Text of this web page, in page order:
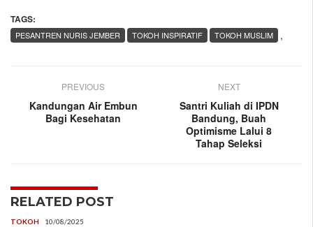
TAGS:
,
PESANTREN NURIS JEMBER TOKOH INSPIRATIF TOKOH MUSLIM
PREVIOUS
Kandungan Air Embun
Bagi Kesehatan
NEXT
Santri Kuliah di IPDN
Bandung, Buah
Optimisme Lalui 8
Tahap Seleksi
RELATED POST
TOKOH 10/08/2025